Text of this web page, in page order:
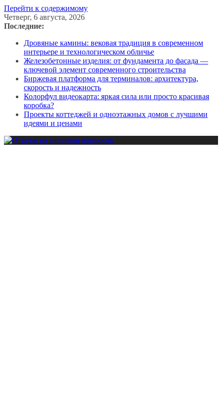
Перейти к содержимому
Четверг, 6 августа, 2026
Последние:
Дровяные камины: вековая традиция в современном
интерьере и технологическом обличье
Железобетонные изделия: от фундамента до фасада —
ключевой элемент современного строительства
Биржевая платформа для терминалов: архитектура,
скорость и надежность
Колорфул видеокарта: яркая сила или просто красивая
коробка?
Проекты коттеджей и одноэтажных домов с лучшими
идеями и ценами